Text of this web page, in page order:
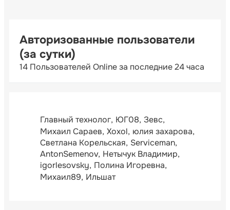
Авторизованные пользователи
(за сутки)
14 Пользователей Online за последние 24 часа
Главный технолог ЮГ08 Зевс
Михаил Сараев Xoxol юлия захарова
Светлана Корельская Serviceman
AntonSemenov Нетычук Владимир
igorlesovsky Полина Игоревна
Михаил89 Ильшат